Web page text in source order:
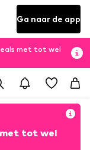
Ga naar de app
met tot wel
met tot wel